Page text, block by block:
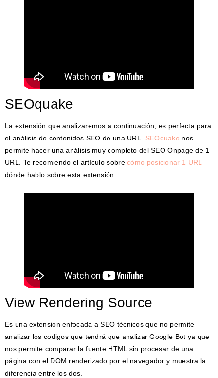
SEOquake
La extensión que analizaremos a continuación, es perfecta para
el análisis de contenidos SEO de una URL. SEOquake nos
permite hacer una análisis muy completo del SEO Onpage de 1
URL. Te recomiendo el artículo sobrecómo posicionar 1 URL
dónde hablo sobre esta extensión.
View Rendering Source
Es una extensión enfocada a SEO técnicos que no permite
analizar los codigos que tendrá que analizar Google Bot ya que
nos permite comparar la fuente HTML sin procesar de una
página con el DOM renderizado por el navegador y muestra la
diferencia entre los dos.